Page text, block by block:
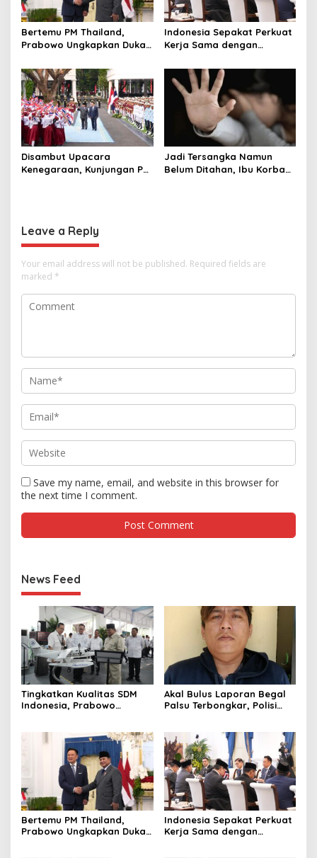
Bertemu PM Thailand,
Prabowo Ungkapkan Duka
Selamat Ulang Tahun ke
Raja Thailand
Indonesia Sepakat Perkuat
Kerja Sama dengan
hingga Ekonomi Digital
Disambut Upacara
Kenegaraan, Kunjungan PM
Jadi Tersangka Namun
Belum Ditahan, Ibu Korban
Leave a Reply
Your email address will not be published. Required fields are
marked *
Save my name, email, and website in this browser for
the next time I comment.
News Feed
Tingkatkan Kualitas SDM
Indonesia, Prabowo
Terbaik Dunia
Akal Bulus Laporan Begal
Palsu Terbongkar, Polisi
Bertemu PM Thailand,
Prabowo Ungkapkan Duka
Indonesia Sepakat Perkuat
Kerja Sama dengan